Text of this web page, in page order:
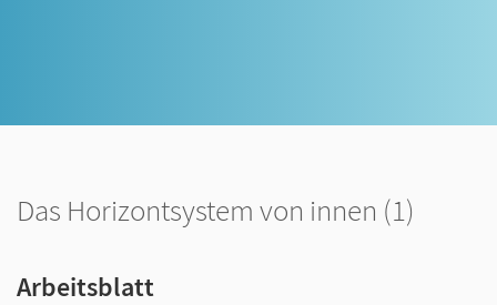
Das Horizontsystem von innen (1)
Arbeitsblatt